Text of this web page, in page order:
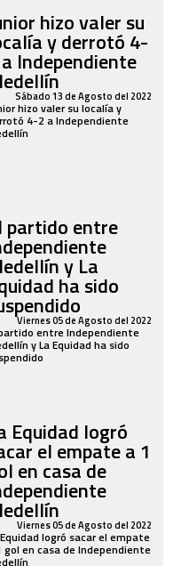
hizo valer su
y derrotó 4-
Independiente
Sábado 13 de Agosto del 2022
hizo valer su localía y
4-2 a Independiente
partido entre
y La
ha sido
Viernes 05 de Agosto del 2022
entre Independiente
y La Equidad ha sido
Equidad logró
el empate a 1
en casa de
Viernes 05 de Agosto del 2022
logró sacar el empate
gol en casa de Independiente